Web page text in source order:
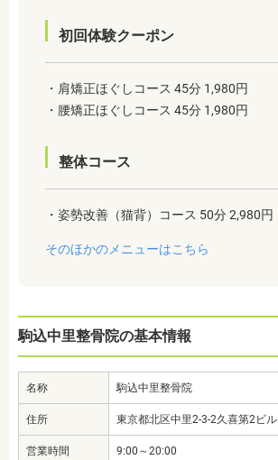
初回体験クーポン
・肩矯正ほぐしコース 45分 1,980円
・腰矯正ほぐしコース 45分 1,980円
整体コース
・姿勢改善（猫背）コース 50分 2,980円
そのほかのメニューはこちら
駒込中里整骨院の基本情報
名称 駒込中里整骨院
住所 東京都北区中里2-3-2久喜第2ビル
営業時間 9:00～20:00